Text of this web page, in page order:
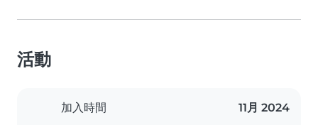
活動
加入時間 11月 2024